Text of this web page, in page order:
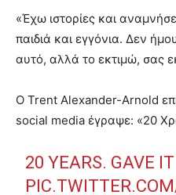
«Έχω ιστορίες και
παιδιά και εγγόνια. Δεν
αυτό, αλλά το εκτιμώ, σας
Ο Trent Alexander-Arnold
social media έγραψε: «20
20 YEARS. GAVE